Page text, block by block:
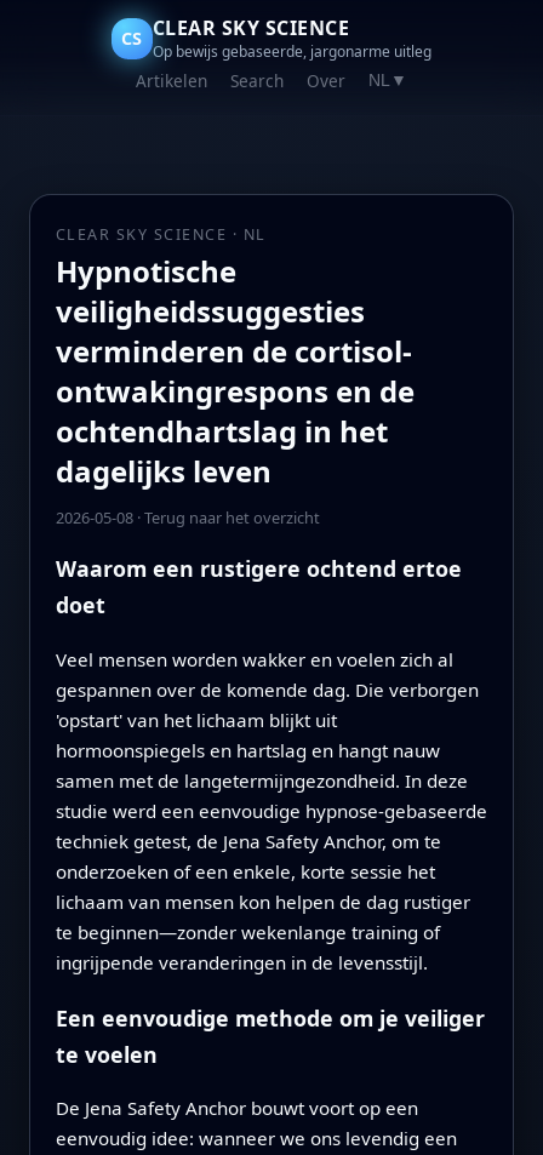
CS CLEAR SKY SCIENCE
Op bewijs gebaseerde, jargonarme uitleg
Artikelen Search Over NL ▼
CLEAR SKY SCIENCE · NL
Hypnotische
veiligheidssuggesties
verminderen de cortisol-
ontwakingrespons en de
ochtendhartslag in het
dagelijks leven
2026-05-08·Terug naar het overzicht
Waarom een rustigere ochtend ertoe
doet
Veel mensen worden wakker en voelen zich al
gespannen over de komende dag. Die verborgen
'opstart' van het lichaam blijkt uit
hormoonspiegels en hartslag en hangt nauw
samen met de langetermijngezondheid. In deze
studie werd een eenvoudige hypnose-gebaseerde
techniek getest, de Jena Safety Anchor, om te
onderzoeken of een enkele, korte sessie het
lichaam van mensen kon helpen de dag rustiger
te beginnen—zonder wekenlange training of
ingrijpende veranderingen in de levensstijl.
Een eenvoudige methode om je veiliger
te voelen
De Jena Safety Anchor bouwt voort op een
eenvoudig idee: wanneer we ons levendig een